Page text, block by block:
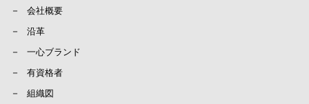
会社概要
沿革
一心ブランド
有資格者
組織図